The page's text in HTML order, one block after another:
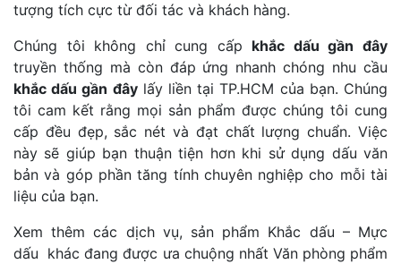
tượng tích cực từ đối tác và khách hàng.
Chúng tôi không chỉ cung cấp khắc dấu gần đây
truyền thống mà còn đáp ứng nhanh chóng nhu cầu
khắc dấu gần đâylấy liền tại TP.HCM của bạn. Chúng
tôi cam kết rằng mọi sản phẩm được chúng tôi cung
cấp đều đẹp, sắc nét và đạt chất lượng chuẩn. Việc
này sẽ giúp bạn thuận tiện hơn khi sử dụng dấu văn
bản và góp phần tăng tính chuyên nghiệp cho mỗi tài
liệu của bạn.
Xem thêm các dịch vụ, sản phẩm Khắc dấu – Mực
dấu khác đang được ưa chuộng nhất Văn phòng phẩm